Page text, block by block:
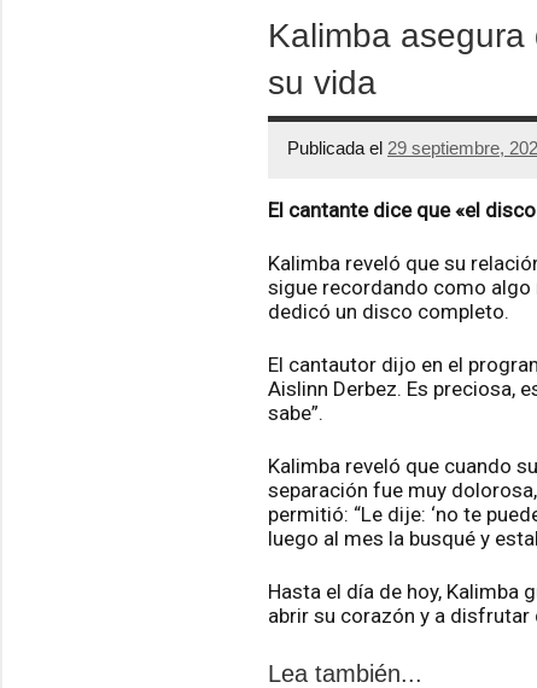
Kalimba
su vida
Publicada el 29 septiembre,
El cantante dice que «el
Kalimba reveló que su
sigue recordando como algo
dedicó un disco completo.
El cantautor dijo en el
Aislinn Derbez. Es preciosa,
sabe”.
Kalimba reveló que cuando
separación fue muy
permitió: “Le dije: ‘no te
luego al mes la busqué y
Hasta el día de hoy, Kalimba
abrir su corazón y a disfrutar
Lea también...